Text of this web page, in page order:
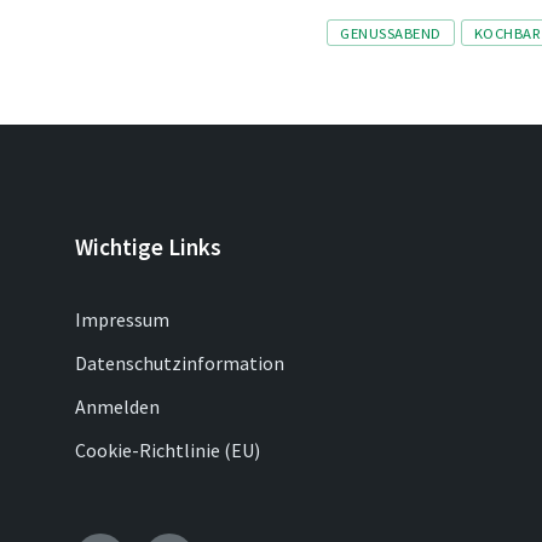
Tags
GENUSSABEND KOCHBAR
Wichtige Links
Impressum
Datenschutzinformation
Anmelden
Cookie-Richtlinie (EU)